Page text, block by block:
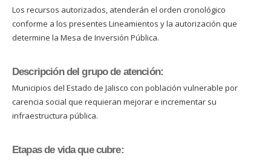
Los recursos autorizados, atenderán el orden cronológico
conforme a los presentes Lineamientos y la autorización que
determine la Mesa de Inversión Pública.
Descripción del grupo de atención:
Municipios del Estado de Jalisco con población vulnerable por
carencia social que requieran mejorar e incrementar su
infraestructura pública.
Etapas de vida que cubre: